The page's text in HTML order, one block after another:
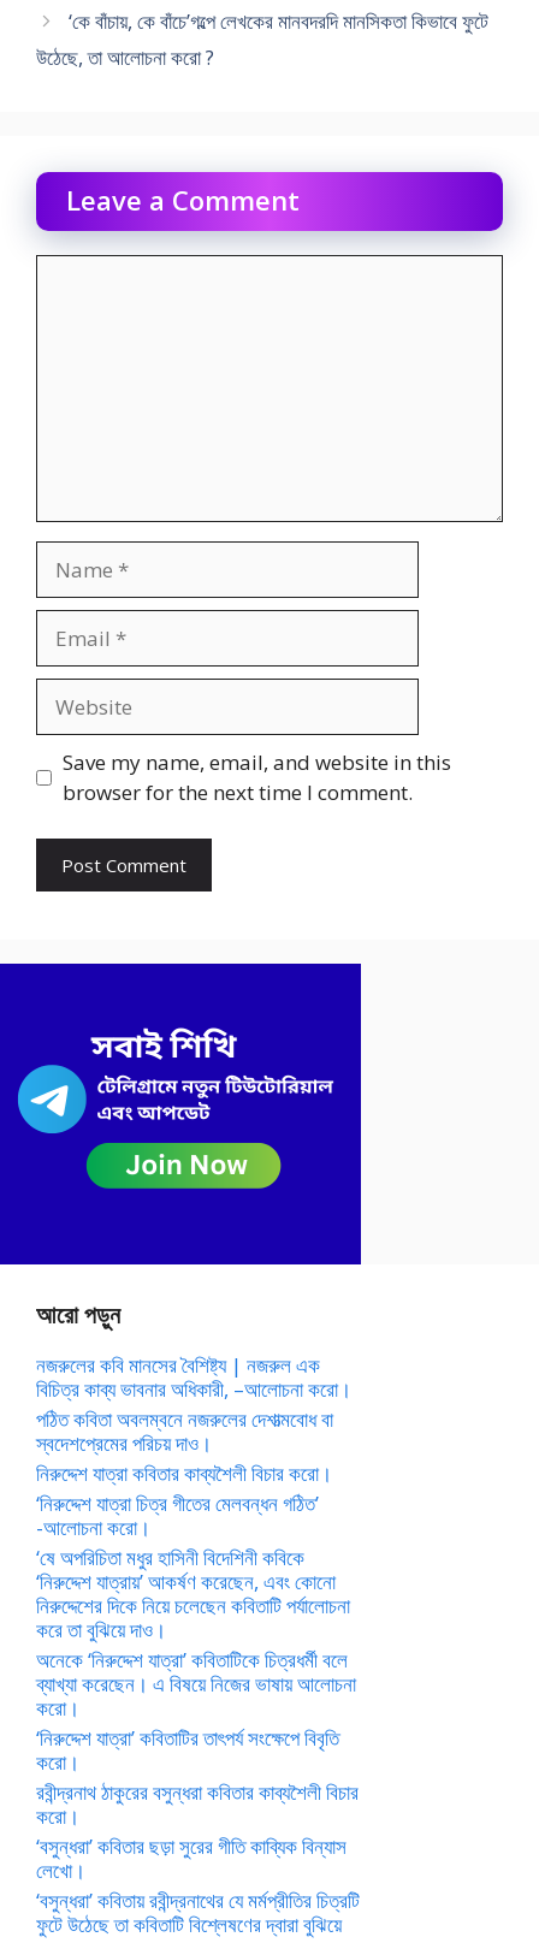
‘কে বাঁচায়, কে বাঁচে’গল্পে লেখকের মানবদরদি মানসিকতা কিভাবে ফুটে
উঠেছে, তা আলোচনা করো ?
Leave a Comment
Save my name, email, and website in this
browser for the next time I comment.
আরো পড়ুন
নজরুলের কবি মানসের বৈশিষ্ট্য | নজরুল এক
বিচিত্র কাব্য ভাবনার অধিকারী, –আলোচনা করো।
পঠিত কবিতা অবলম্বনে নজরুলের দেশাত্মবোধ বা
স্বদেশপ্রেমের পরিচয় দাও।
নিরুদ্দেশ যাত্রা কবিতার কাব্যশৈলী বিচার করো।
‘নিরুদ্দেশ যাত্রা চিত্র গীতের মেলবন্ধন গঠিত’
-আলোচনা করো।
‘ষে অপরিচিতা মধুর হাসিনী বিদেশিনী কবিকে
‘নিরুদ্দেশ যাত্রায়’ আকর্ষণ করেছেন, এবং কোনো
নিরুদ্দেশের দিকে নিয়ে চলেছেন কবিতাটি পর্যালোচনা
করে তা বুঝিয়ে দাও।
অনেকে ‘নিরুদ্দেশ যাত্রা’ কবিতাটিকে চিত্রধর্মী বলে
ব্যাখ্যা করেছেন। এ বিষয়ে নিজের ভাষায় আলোচনা
করো।
‘নিরুদ্দেশ যাত্রা’ কবিতাটির তাৎপর্য সংক্ষেপে বিবৃতি
করো।
রবীন্দ্রনাথ ঠাকুরের বসুন্ধরা কবিতার কাব্যশৈলী বিচার
করো।
‘বসুন্ধরা’ কবিতার ছড়া সুরের গীতি কাব্যিক বিন্যাস
লেখো।
‘বসুন্ধরা’ কবিতায় রবীন্দ্রনাথের যে মর্মপ্রীতির চিত্রটি
ফুটে উঠেছে তা কবিতাটি বিশ্লেষণের দ্বারা বুঝিয়ে